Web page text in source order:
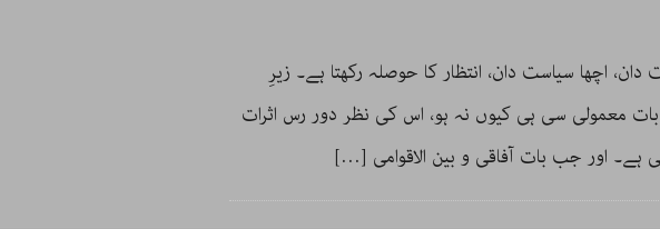
دان، اچھا سیاست دان، انتظار کا حوصلہ رکھتا ہے۔ زیرِ
معمولی سی ہی کیوں نہ ہو، اس کی نظر دور رس اثرات
ہے۔ اور جب بات آفاقی و بین الاقوامی […]